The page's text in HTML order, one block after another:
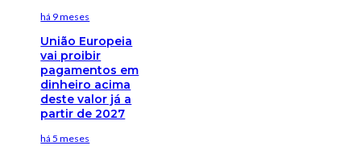
há 9 meses
União Europeia
vai proibir
pagamentos em
dinheiro acima
deste valor já a
partir de 2027
há 5 meses